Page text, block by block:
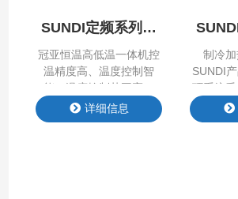
实现所有温度监视功能。
同时，…
SUNDI定频系列高
低温一体机
冠亚恒温高低温一体机控
温精度高、温度控制智
能，温度控制范围宽，
从-150℃ ~ +350℃一应俱
全，适合多数企业恒温控
详细信息
加
制冷
SUNDI
环系统
对与⽼
20%以